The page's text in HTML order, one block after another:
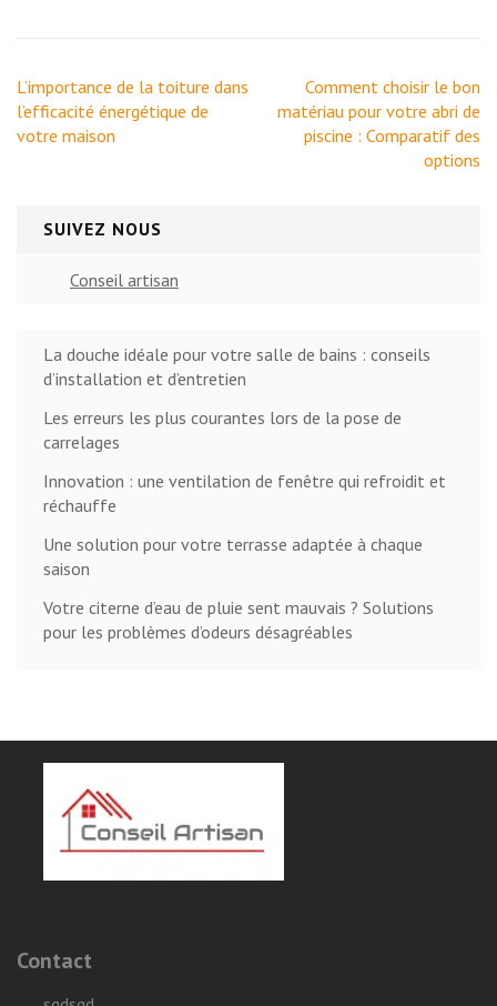
Navigation
de
l’article
L’importance de la toiture dans
l’efficacité énergétique de
votre maison
Comment choisir le bon
matériau pour votre abri de
piscine : Comparatif des
options
SUIVEZ NOUS
Conseil artisan
La douche idéale pour votre salle de bains : conseils
d’installation et d’entretien
Les erreurs les plus courantes lors de la pose de
carrelages
Innovation : une ventilation de fenêtre qui refroidit et
réchauffe
Une solution pour votre terrasse adaptée à chaque
saison
Votre citerne d’eau de pluie sent mauvais ? Solutions
pour les problèmes d’odeurs désagréables
Contact